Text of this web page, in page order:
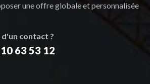
une offre globale et personnalisée
d'un contact ?
63 53 12